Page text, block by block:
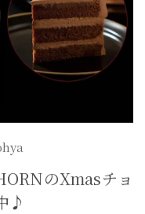
のXmasチョ
♪